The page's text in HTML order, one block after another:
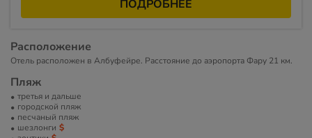
ПОДРОБНЕЕ
Расположение
Отель расположен в Албуфейре. Расстояние до аэропорта Фару 21 км.
Пляж
третья и дальше
городской пляж
песчаный пляж
шезлонги